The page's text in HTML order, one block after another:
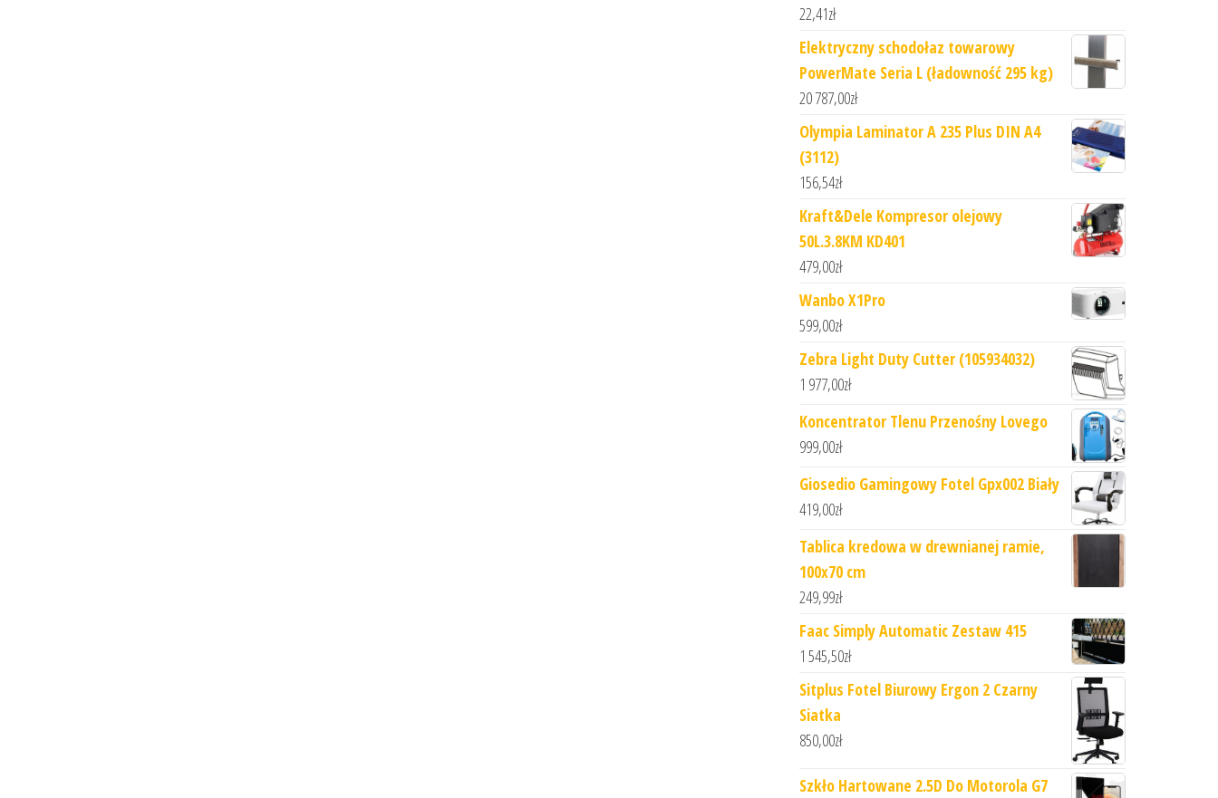
22,41zł
Elektryczny schodołaz towarowy
PowerMate Seria L (ładowność 295 kg)
20 787,00zł
Olympia Laminator A 235 Plus DIN A4
(3112)
156,54zł
Kraft&Dele Kompresor olejowy
50L.3.8KM KD401
479,00zł
Wanbo X1Pro
599,00zł
Zebra Light Duty Cutter (105934032)
1 977,00zł
Koncentrator Tlenu Przenośny Lovego
999,00zł
Giosedio Gamingowy Fotel Gpx002 Biały
419,00zł
Tablica kredowa w drewnianej ramie,
100x70 cm
249,99zł
Faac Simply Automatic Zestaw 415
1 545,50zł
Sitplus Fotel Biurowy Ergon 2 Czarny
Siatka
850,00zł
Szkło Hartowane 2.5D Do Motorola G7